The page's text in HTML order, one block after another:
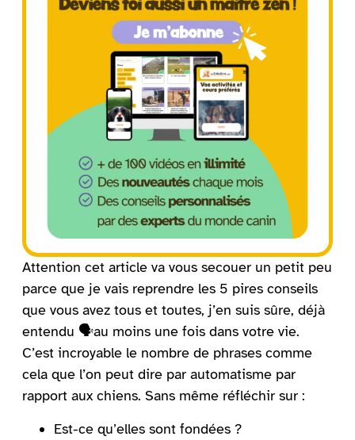
Attention cet article va vous secouer un petit peu
parce que je vais reprendre les 5 pires conseils
que vous avez tous et toutes, j’en suis sûre, déjà
entendu 🗣️au moins une fois dans votre vie.
C’est incroyable le nombre de phrases comme
cela que l’on peut dire par automatisme par
rapport aux chiens. Sans même réfléchir sur :
Est-ce qu’elles sont fondées ?